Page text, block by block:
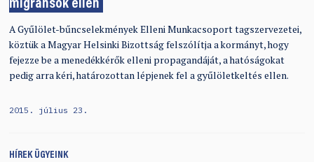
migránsok ellen
A Gyűlölet-bűncselekmények Elleni Munkacsoport tagszervezetei,
köztük a Magyar Helsinki Bizottság felszólítja a kormányt, hogy
fejezze be a menedékkérők elleni propagandáját, a hatóságokat
pedig arra kéri, határozottan lépjenek fel a gyűlöletkeltés ellen.
2015. július 23.
HÍREK ÜGYEINK